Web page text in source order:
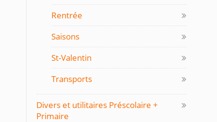
Rentrée
Saisons
St-Valentin
Transports
Divers et utilitaires Préscolaire +
Primaire